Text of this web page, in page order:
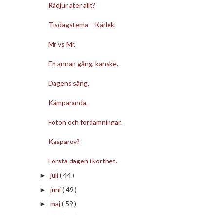
Rådjur äter allt?
Tisdagstema – Kärlek.
Mr vs Mr.
En annan gång, kanske.
Dagens sång.
Kämparanda.
Foton och fördämningar.
Kasparov?
Första dagen i korthet.
► juli( 44 )
► juni( 49 )
► maj( 59 )